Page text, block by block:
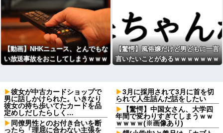
【動画】NHKニュース、とんでもな
い放送事故をおこしてしまうｗｗｗ
【驚愕】風俗嬢だけど男どもに一言
言いたいことがあるｗｗｗｗｗｗｗ
彼女が中古カードショップで
男に話しかけられた。いきなり
彼女の持ち歩いてたカードを品
定めしだしたらしく…
同僚男性とのお付き合いを断
ったら「理屈に合わない主張を
3月に採用されて3月に首を切
られて人生詰んだ話をしたい
【驚愕】中国女さん、大学四
年間で変わりすぎてしまうｗｗ
ｗｗｗｗ(※画像あり)